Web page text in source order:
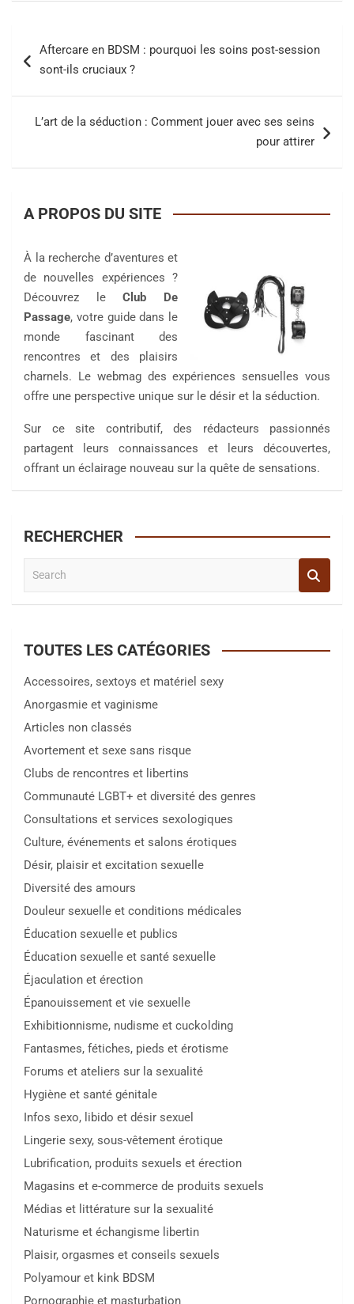
de
Aftercare en BDSM : pourquoi les soins post-session
sont-ils cruciaux ?
L’art de la séduction : Comment jouer avec ses seins
pour attirer
A PROPOS DU SITE
À la recherche d’aventures et
de nouvelles expériences ?
Découvrez leClub De
Passage, votre guide dans le
monde fascinant des
rencontres et des plaisirs
charnels. Le webmag des expériences sensuelles vous
offre une perspective unique sur le désir et la séduction.
Sur ce site contributif, des rédacteurs passionnés
partagent leurs connaissances et leurs découvertes,
offrant un éclairage nouveau sur la quête de sensations.
RECHERCHER
a
c
TOUTES LES CATÉGORIES
Accessoires, sextoys et matériel sexy
Anorgasmie et vaginisme
Articles non classés
Avortement et sexe sans risque
Clubs de rencontres et libertins
Communauté LGBT+ et diversité des genres
Consultations et services sexologiques
Culture, événements et salons érotiques
Désir, plaisir et excitation sexuelle
Diversité des amours
Douleur sexuelle et conditions médicales
Éducation sexuelle et publics
Éducation sexuelle et santé sexuelle
Éjaculation et érection
Épanouissement et vie sexuelle
Exhibitionnisme, nudisme et cuckolding
Fantasmes, fétiches, pieds et érotisme
Forums et ateliers sur la sexualité
Hygiène et santé génitale
Infos sexo, libido et désir sexuel
Lingerie sexy, sous-vêtement érotique
Lubrification, produits sexuels et érection
Magasins et e-commerce de produits sexuels
Médias et littérature sur la sexualité
Naturisme et échangisme libertin
Plaisir, orgasmes et conseils sexuels
Polyamour et kink BDSM
Pornographie et masturbation